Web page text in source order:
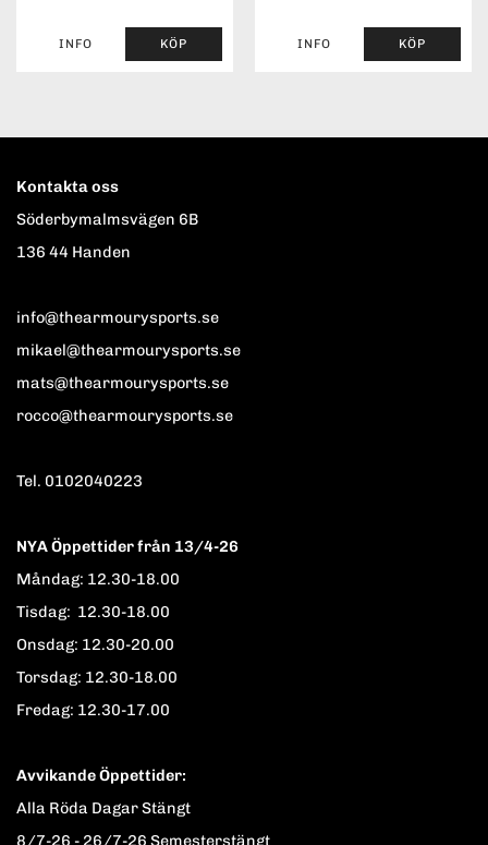
INFO KÖP INFO KÖP
Kontakta oss
Söderbymalmsvägen 6B
136 44 Handen
info@thearmourysports.se
mikael@thearmourysports.se
mats@thearmourysports.se
rocco@thearmourysports.se
Tel. 0102040223
NYA Öppettider från 13/4-26
Måndag: 12.30-18.00
Tisdag: 12.30-18.00
Onsdag: 12.30-20.00
Torsdag: 12.30-18.00
Fredag: 12.30-17.00
Avvikande Öppettider:
Alla Röda Dagar Stängt